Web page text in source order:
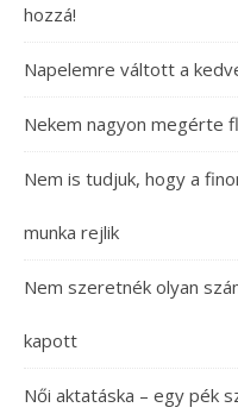
hozzá!
Napelemre váltott a
Nekem nagyon megérte
Nem is tudjuk, hogy a
munka rejlik
Nem szeretnék olyan
kapott
Női aktatáska – egy pék